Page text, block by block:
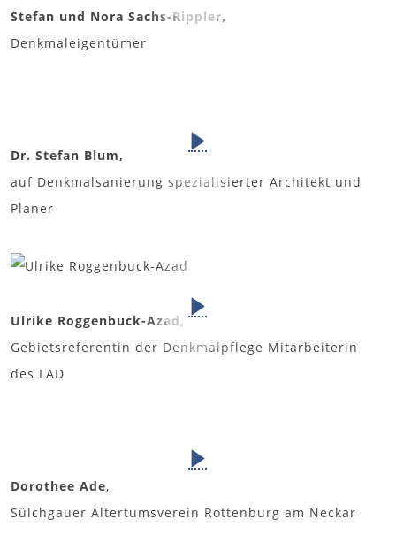
Stefan und Nora Sachs-Rippler,
Denkmaleigentümer
Dr. Stefan Blum,
auf Denkmalsanierung spezialisierter Architekt und
Planer
Ulrike Roggenbuck-Azad,
Gebietsreferentin der Denkmalpflege Mitarbeiterin
des LAD
Dorothee Ade,
Sülchgauer Altertumsverein Rottenburg am Neckar